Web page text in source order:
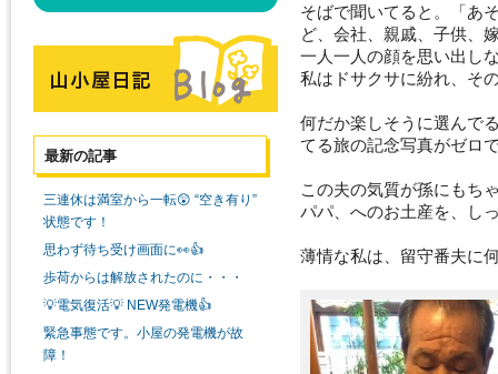
そばで聞いてると。「あ
ど、会社、親戚、子供、
一人一人の顔を思い出し
私はドサクサに紛れ、そ
何だか楽しそうに選んで
てる旅の記念写真がゼロ
この夫の気質が孫にもち
パパ、へのお土産を、し
薄情な私は、留守番夫に
最新の記事
三連休は満室から一転😲 “空き有り”
状態です！
思わず待ち受け画面に👀👍
歩荷からは解放されたのに・・・
💡電気復活💡 NEW発電機👍
緊急事態です。小屋の発電機が故
障！